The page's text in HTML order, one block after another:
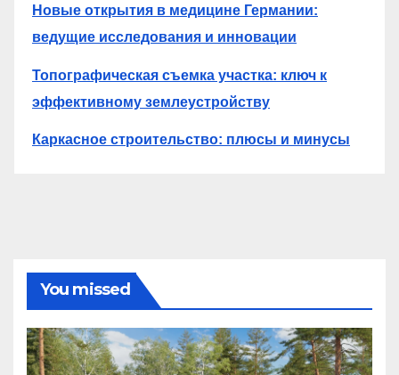
Новые открытия в медицине Германии:
ведущие исследования и инновации
Топографическая съемка участка: ключ к
эффективному землеустройству
Каркасное строительство: плюсы и минусы
You missed